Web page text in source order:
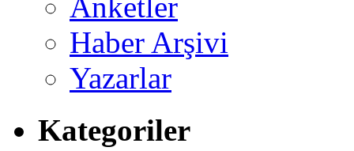
Haber Arşivi
Yazarlar
Kategoriler